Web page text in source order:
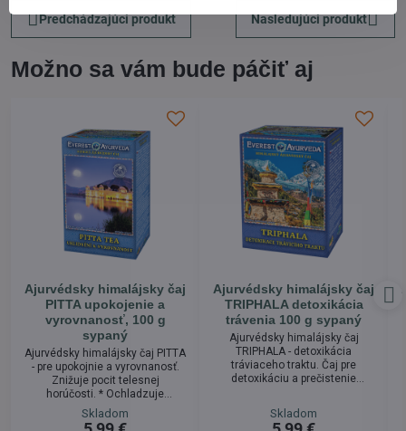
Predchádzajúci produkt Nasledujúci produkt
Možno sa vám bude páčiť aj
Ajurvédsky himalájsky čaj
PITTA upokojenie a
vyrovnanosť, 100 g
sypaný
Ajurvédsky himalájsky čaj PITTA
- pre upokojnie a vyrovnanosť.
Znižuje pocit telesnej
horúčosti. * Ochladzuje
organizmus a obmedzuje
potenie. * Podporuje dobré
Skladom
Ajurvédsky himalájsky čaj
TRIPHALA detoxikácia
trávenia 100 g sypaný
Ajurvédsky himalájsky čaj
TRIPHALA - detoxikácia
tráviaceho traktu. Čaj pre
detoxikáciu a prečistenie
kombináciu "Amalaki, Bibhitaki a
Skladom